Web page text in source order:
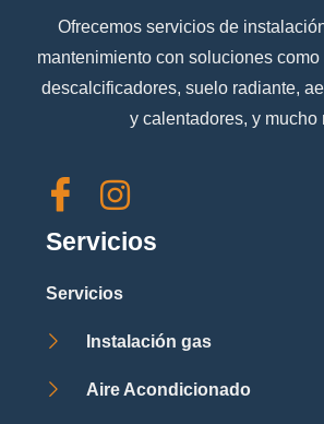
Ofrecemos servicios de
mantenimiento con soluciones
descalcificadores, suelo radiante,
y calentadores, y mucho
Servicios
Servicios
Instalación gas
Aire Acondicionado